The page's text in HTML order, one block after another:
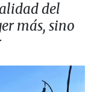
del
más, sino